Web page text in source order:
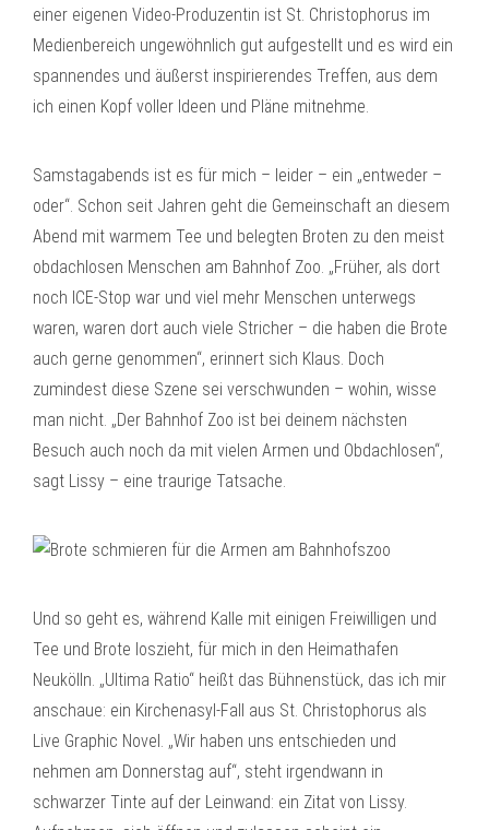
einer eigenen Video-Produzentin ist St. Christophorus im
Medienbereich ungewöhnlich gut aufgestellt und es wird ein
spannendes und äußerst inspirierendes Treffen, aus dem
ich einen Kopf voller Ideen und Pläne mitnehme.
Samstagabends ist es für mich – leider – ein „entweder –
oder“. Schon seit Jahren geht die Gemeinschaft an diesem
Abend mit warmem Tee und belegten Broten zu den meist
obdachlosen Menschen am Bahnhof Zoo. „Früher, als dort
noch ICE-Stop war und viel mehr Menschen unterwegs
waren, waren dort auch viele Stricher – die haben die Brote
auch gerne genommen“, erinnert sich Klaus. Doch
zumindest diese Szene sei verschwunden – wohin, wisse
man nicht. „Der Bahnhof Zoo ist bei deinem nächsten
Besuch auch noch da mit vielen Armen und Obdachlosen“,
sagt Lissy – eine traurige Tatsache.
Und so geht es, während Kalle mit einigen Freiwilligen und
Tee und Brote loszieht, für mich in den Heimathafen
Neukölln. „Ultima Ratio“ heißt das Bühnenstück, das ich mir
anschaue: ein Kirchenasyl-Fall aus St. Christophorus als
Live Graphic Novel. „Wir haben uns entschieden und
nehmen am Donnerstag auf“, steht irgendwann in
schwarzer Tinte auf der Leinwand: ein Zitat von Lissy.